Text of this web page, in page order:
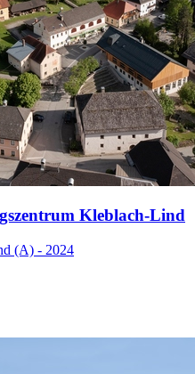
Kleblach-Lind
(A) - 2024